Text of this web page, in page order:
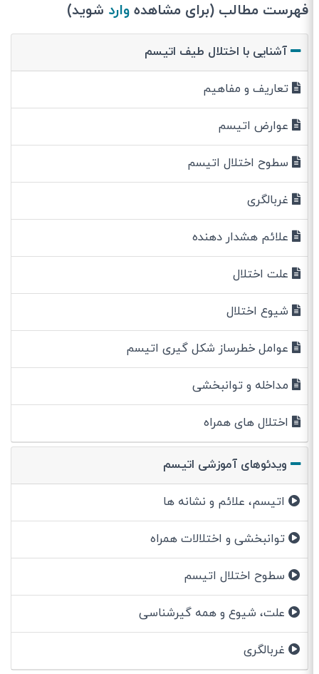
فهرست مطالب (برای مشاهدهواردشوید)
آشنایی با اختلال طیف اتیسم
تعاریف و مفاهیم
عوارض اتیسم
سطوح اختلال اتیسم
غربالگری
علائم هشدار دهنده
علت اختلال
شیوع اختلال
عوامل خطرساز شکل گیری اتیسم
مداخله و توانبخشی
اختلال های همراه
ویدئوهای آموزشی اتیسم
اتیسم، علائم و نشانه ها
توانبخشی و اختلالات همراه
سطوح اختلال اتیسم
علت، شیوع و همه گیرشناسی
غربالگری